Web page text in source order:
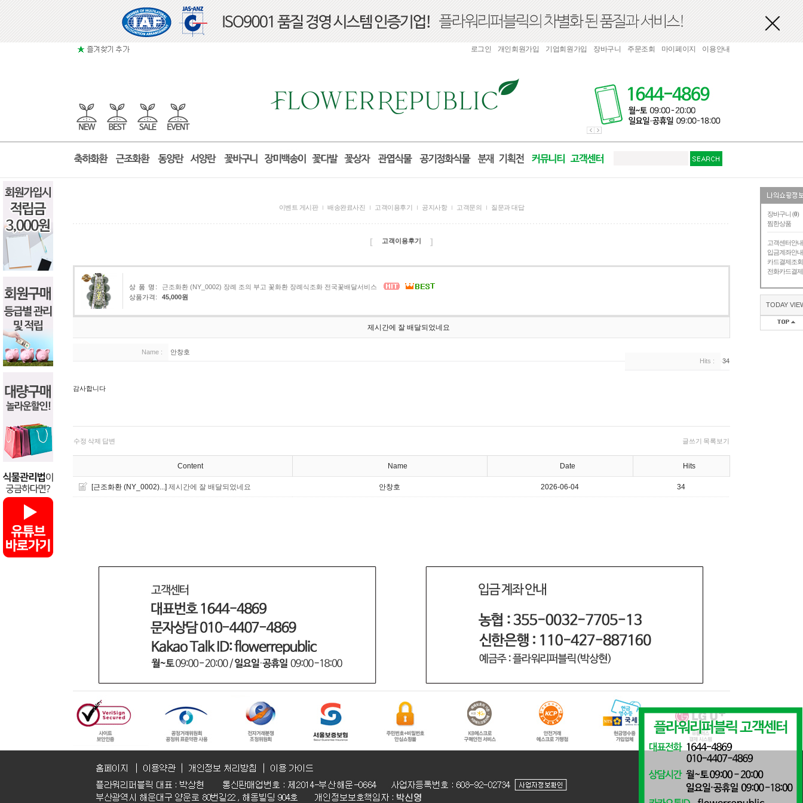
장바구니 (0)
찜한상품
고객센터안내
입금계좌안내
카드결제조회
전화카드결제
TODAY
로그인 개인회원가입 기업회원가입 장바구니 주문조회 마이페이지 이용안내
이벤트 게시판 배송완료사진 고객이용후기 공지사항 고객문의 질문과 대답
[ 고객이용후기 ]
상 품 명:
근조화환 (NY_0002) 장례 조의 부고 꽃화환 장례식조화 전국꽃배달서비스
상품가격:
45,000원
제시간에 잘 배달되었네요
Name :
안창호
Hits :
34
감사합니다
수정 삭제 답변 글쓰기 목록보기
Content Name Date Hits
[근조화환 (NY_0002)...] 제시간에 잘 배달되었네요 안창호 2026-06-04 34